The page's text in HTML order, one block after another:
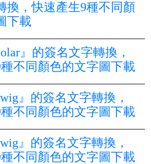
換，快速產生9種不同顏
下載
』的簽名文字轉換，
不同顏色的文字圖下載
』的簽名文字轉換，
不同顏色的文字圖下載
』的簽名文字轉換，
不同顏色的文字圖下載